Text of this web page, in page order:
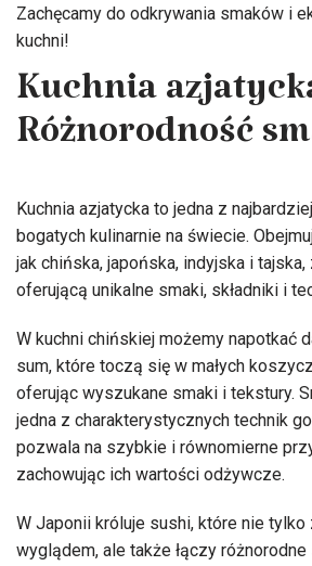
Zachęcamy do odkrywania smaków i
kuchni!
Kuchnia
Różnorodność
Kuchnia azjatycka to jedna z
bogatych kulinarnie na świecie.
jak chińska, japońska, indyjska i
oferującą unikalne smaki, składniki i
W kuchni chińskiej możemy napotkać
sum, które toczą się w małych
oferując wyszukane smaki i tekstury.
jedna z charakterystycznych technik
pozwala na szybkie i równomierne
zachowując ich wartości odżywcze.
W Japonii króluje sushi, które nie tylko
wyglądem, ale także łączy różnorodne